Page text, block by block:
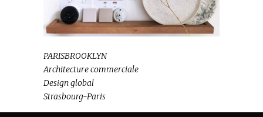
PARISBROOKLYN
Architecture commerciale
Design global
Strasbourg-Paris